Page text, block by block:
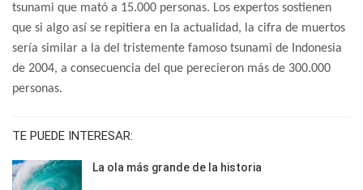
tsunami que mató a 15.000 personas. Los expertos sostienen
que si algo así se repitiera en la actualidad, la cifra de muertos
sería similar a la del tristemente famoso tsunami de Indonesia
de 2004, a consecuencia del que perecieron más de 300.000
personas.
TE PUEDE INTERESAR:
La ola más grande de la historia